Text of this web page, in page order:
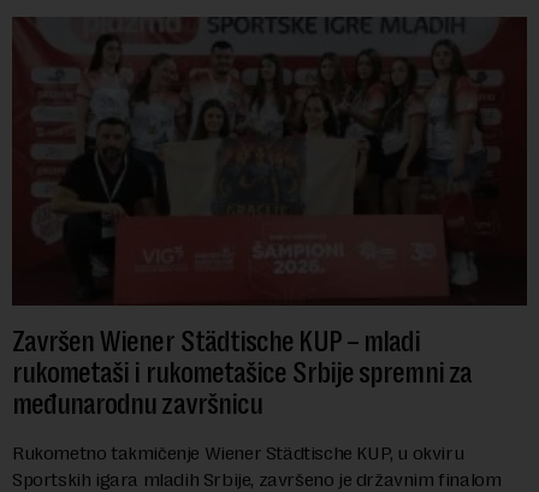
Završen Wiener Städtische KUP – mladi
rukometaši i rukometašice Srbije spremni za
međunarodnu završnicu
Rukometno takmičenje Wiener Städtische KUP, u okviru
Sportskih igara mladih Srbije, završeno je državnim finalom